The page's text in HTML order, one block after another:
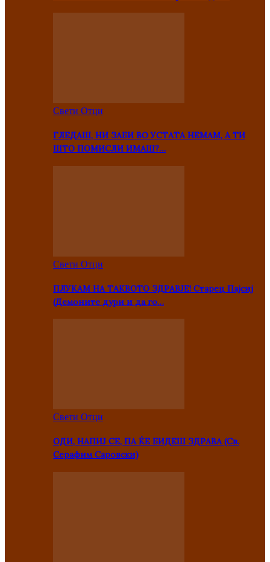
Свети Отци
ГЛЕДАШ, НИ ЗАБИ ВО УСТАТА НЕМАМ, А ТИ
ШТО ПОМИСЛИ ИМАШ?…
Свети Отци
ПЛУКАМ НА ТАКВОТО ЗДРАВЈЕ! Старец Пајсиј
(Демоните дури и да го…
Свети Отци
ОДИ, НАПИЈ СЕ, ПА ЌЕ БИДЕШ ЗДРАВА (Св.
Серафим Саровски)